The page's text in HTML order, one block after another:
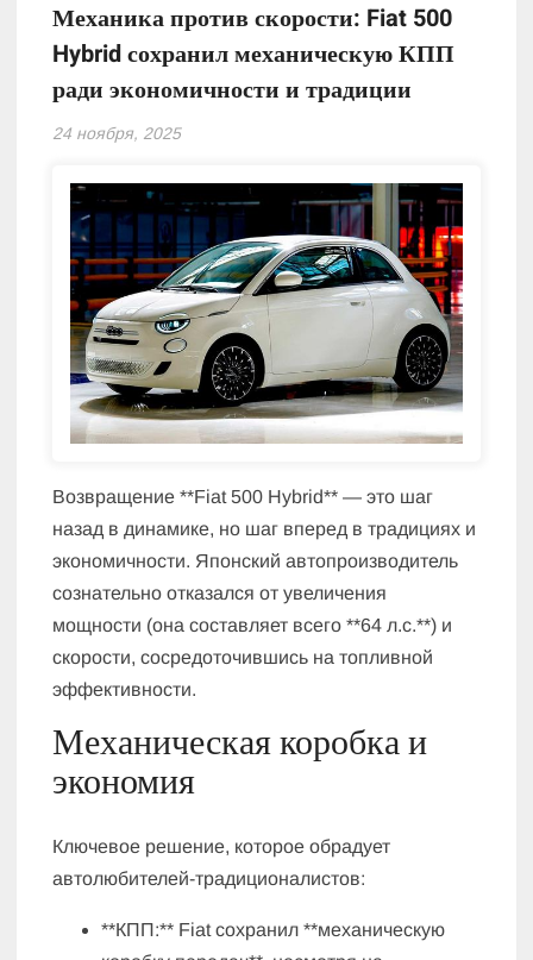
Механика против скорости: Fiat 500
Hybrid сохранил механическую КПП
ради экономичности и традиции
24 ноября, 2025
Возвращение **Fiat 500 Hybrid** — это шаг
назад в динамике, но шаг вперед в традициях и
экономичности. Японский автопроизводитель
сознательно отказался от увеличения
мощности (она составляет всего **64 л.с.**) и
скорости, сосредоточившись на топливной
эффективности.
Механическая коробка и
экономия
Ключевое решение, которое обрадует
автолюбителей-традиционалистов:
**КПП:** Fiat сохранил **механическую